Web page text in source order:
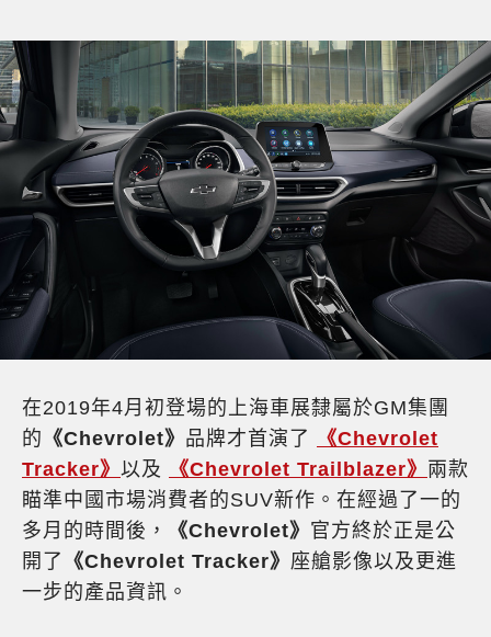
在2019年4月初登場的上海車展隸屬於GM集團
的 《Chevrolet》 品牌才首演了
《Chevrolet
Tracker》 以及 《Chevrolet Trailblazer》 兩款
瞄準中國市場消費者的SUV新作。在經過了一的
多月的時間後，
《Chevrolet》 官方終於正是公
開了 《Chevrolet Tracker》 座艙影像以及更進
一步的產品資訊。